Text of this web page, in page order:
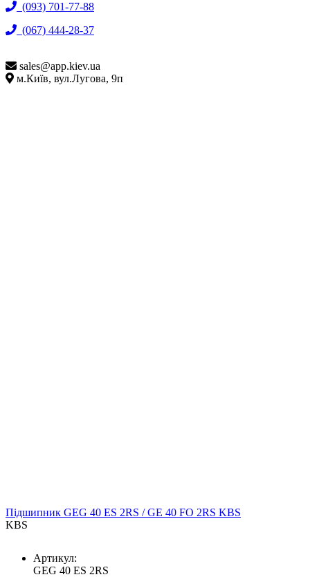
(093) 701-77-88
(067) 444-28-37
sales@app.kiev.ua
м.Київ, вул.Лугова, 9п
Підшипник GEG 40 ES 2RS / GE 40 FO 2RS KBS
KBS
Артикул:
GEG 40 ES 2RS